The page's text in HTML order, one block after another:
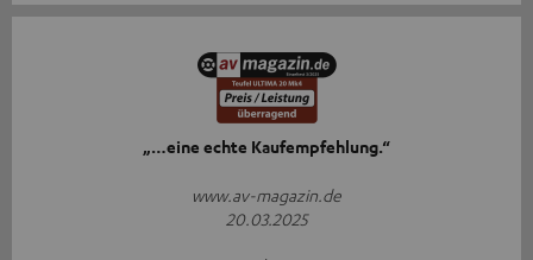
„…eine echte Kaufempfehlung.“
www.av-magazin.de
20.03.2025